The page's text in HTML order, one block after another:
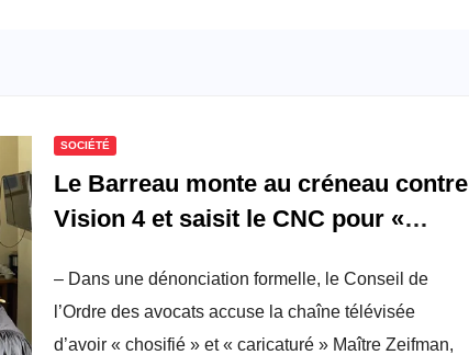
SOCIÉTÉ
Le Barreau monte au créneau contre
Vision 4 et saisit le CNC pour «
– Dans une dénonciation formelle, le Conseil de
l’Ordre des avocats accuse la chaîne télévisée
d’avoir « chosifié » et « caricaturé » Maître Zeifman,